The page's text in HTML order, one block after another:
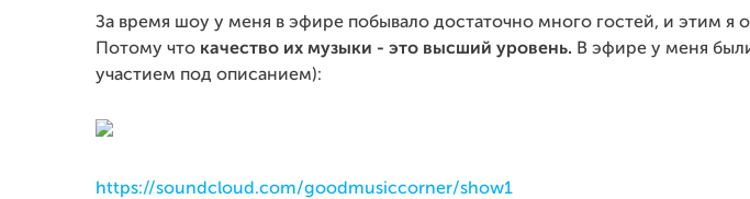
За время шоу у меня в эфире побывало достаточно много гостей, и этим я
Потому что качество их музыки - это высший уровень. В эфире у меня
участием под описанием):
https://soundcloud.com/goodmusiccorner/show1